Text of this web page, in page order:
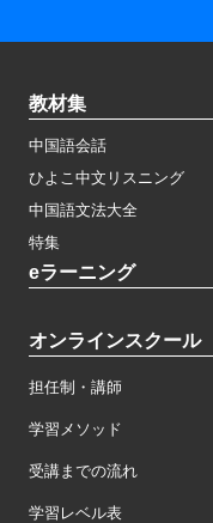
教材集
中国語会話
ひよこ中文リスニング
中国語文法大全
特集
eラーニング
オンラインスクール
担任制・講師
学習メソッド
受講までの流れ
学習レベル表